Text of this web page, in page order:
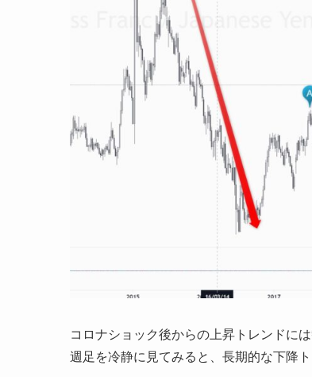
コロナショック後からの上昇トレンドに
週足を冷静に見てみると、長期的な下降